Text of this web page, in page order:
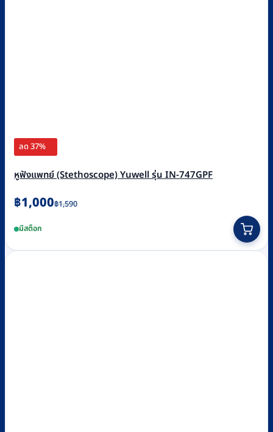
ลด 37%
หูฟังแพทย์ (Stethoscope) Yuwell รุ่น IN-747GPF
฿1,590
Original
was:
฿1,590.
฿1,000
Current
is:
฿1,000.
มีสต็อก